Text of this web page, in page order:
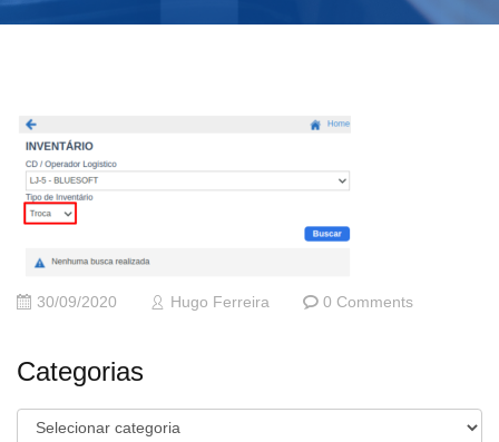
30/09/2020 Hugo Ferreira 0 Comments
Categorias
Categorias